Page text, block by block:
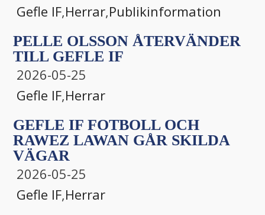
Gefle IF,Herrar,Publikinformation
PELLE OLSSON ÅTERVÄNDER
TILL GEFLE IF
2026-05-25
Gefle IF,Herrar
GEFLE IF FOTBOLL OCH
RAWEZ LAWAN GÅR SKILDA
VÄGAR
2026-05-25
Gefle IF,Herrar